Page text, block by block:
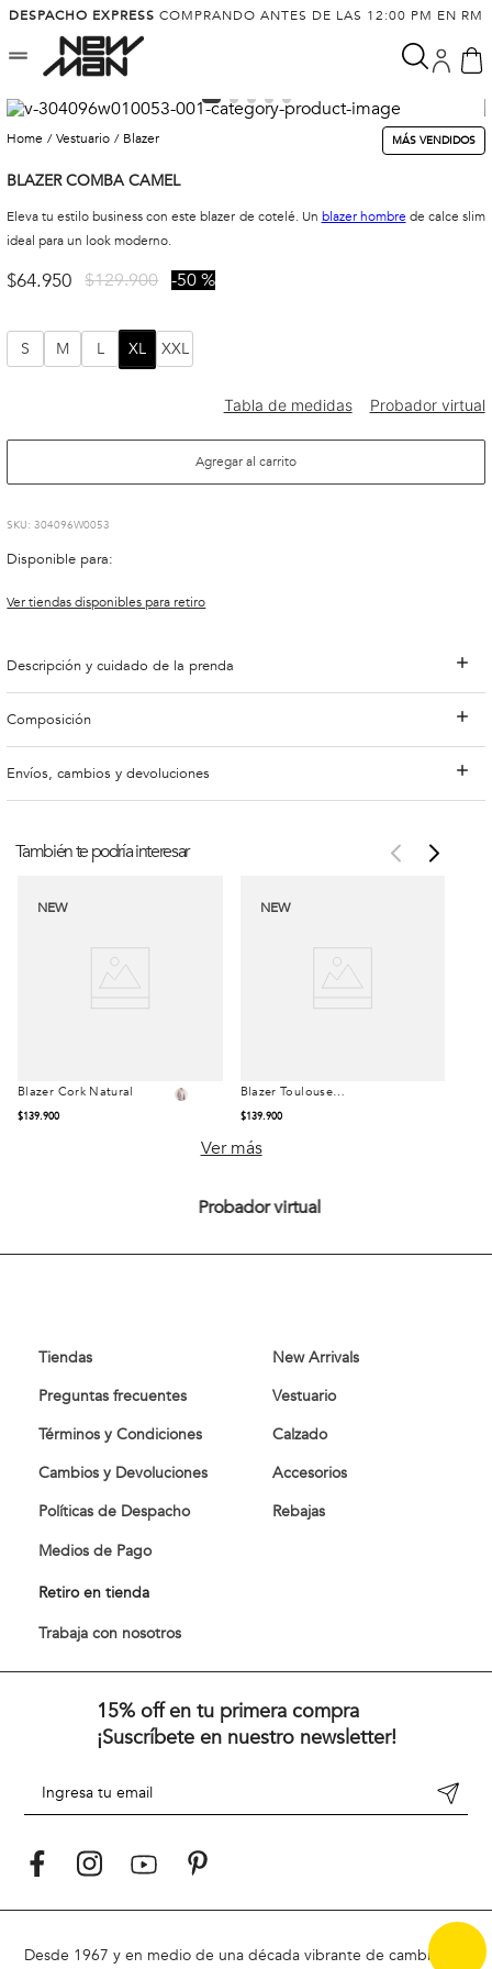
DESPACHO EXPRESS COMPRANDO ANTES DE LAS 12:00 PM EN RM
vestuario blazer MÁS VENDIDOS
BLAZER COMBA CAMEL
Eleva tu estilo business con este blazer de cotelé. Un blazer hombre de calce slim
ideal para un look moderno.
$64.950 $129.900 50 %
S M L XL XXL
Agregar al carrito
:304096W0053
Disponible para:
Ver tiendas disponibles para retiro
Descripción y cuidado de la prenda
Composición
Envíos, cambios y devoluciones
También te podría interesar
NEW
Blazer Cork Natural
$139.900
Talla
NEW
Blazer Toulouse
$139.900
Talla
Ver más
Probador virtual
Tiendas
Preguntas frecuentes
Términos y Condiciones
Cambios y Devoluciones
Políticas de Despacho
Medios de Pago
Retiro en tienda
Trabaja con nosotros
New Arrivals
Vestuario
Calzado
Accesorios
Rebajas
15% off en tu primera compra
¡Suscríbete en nuestro newsletter!
Desde 1967 y en medio de una década vibrante de cambios